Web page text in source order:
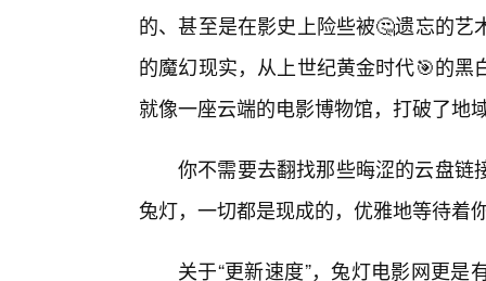
的、甚至是在影史上险些被🤔遗忘的
的魔幻现实，从上世纪黄金时代🎯的
就像一座云端的电影博物馆，打破了地
你不需要去翻找那些晦涩的云盘链
兔灯，一切都是现成的，优雅地等待着
关于“更新速度”，兔灯电影网更